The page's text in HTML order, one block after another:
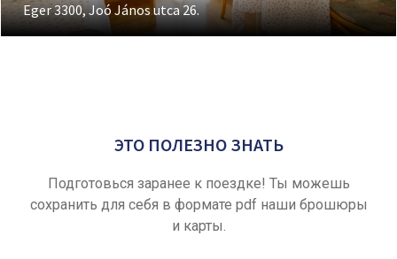
Eger 3300, Joó János utca 26.
ЭТО ПОЛЕЗНО ЗНАТЬ
Подготовься заранее к поездке! Ты можешь
сохранить для себя в формате pdf наши брошюры
и карты.